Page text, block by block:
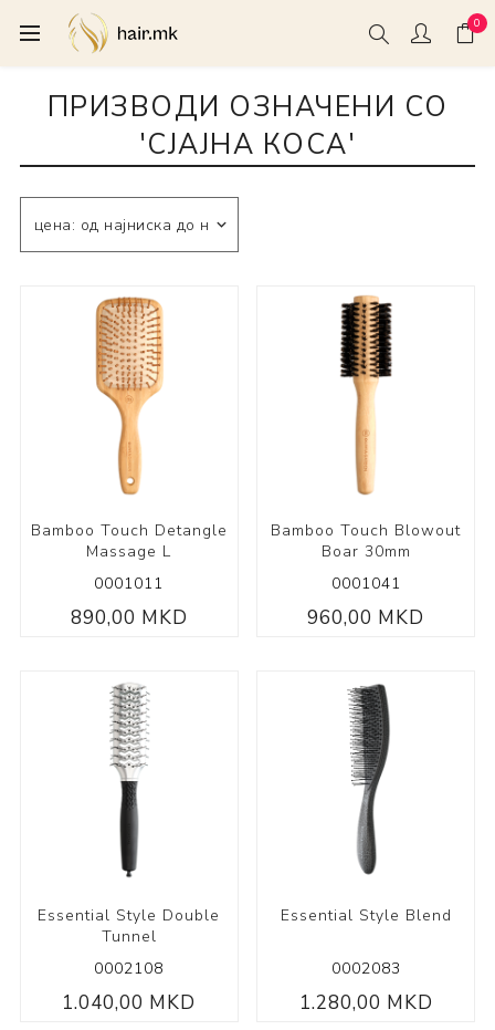
0
ПРИЗВОДИ ОЗНАЧЕНИ СО
'СЈАЈНА КОСА'
Bamboo Touch Detangle
Massage L
0001011
890,00 MKD
Bamboo Touch Blowout
Boar 30mm
0001041
960,00 MKD
Essential Style Double
Tunnel
0002108
1.040,00 MKD
Essential Style Blend
0002083
1.280,00 MKD